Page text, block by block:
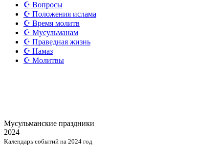
☪️ Вопросы
☪️ Положения ислама
☪️ Время молитв
☪️ Мусульманам
☪️ Праведная жизнь
☪️ Намаз
☪️ Молитвы
Мусульманские праздники
2024
Календарь событий на 2024 год